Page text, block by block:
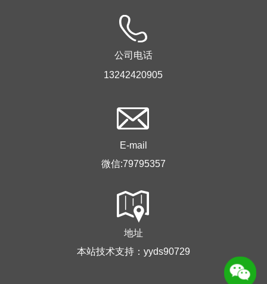
公司电话
13242420905
E-mail
微信:79795357
地址
本站技术支持：yyds90729